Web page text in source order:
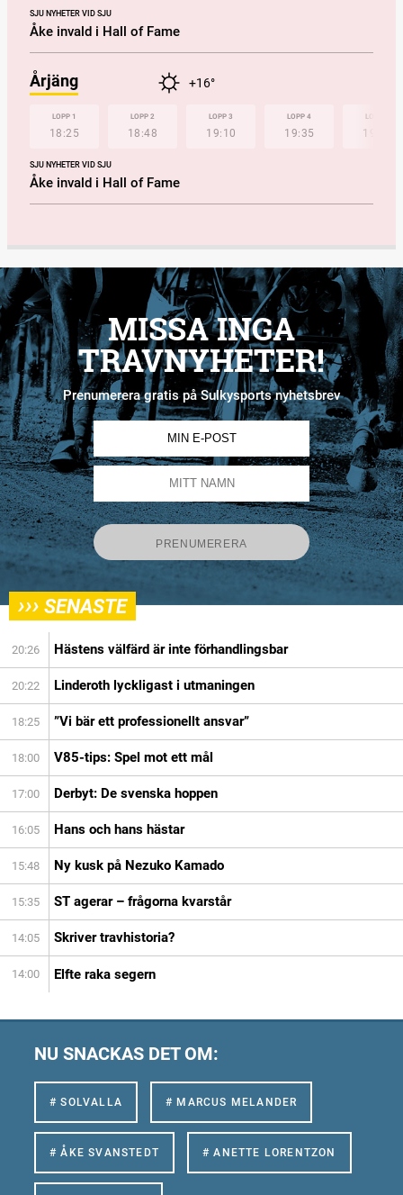
SJU NYHETER VID SJU
Åke invald i Hall of Fame
Årjäng +16°
LOPP 1
18:25
LOPP 2
18:48
LOPP 3
19:10
LOPP 4
19:35 19:57
SJU NYHETER VID SJU
Åke invald i Hall of Fame
MISSA INGA
TRAVNYHETER!
Prenumerera gratis på Sulkysports nyhetsbrev
››› SENASTE
20:26 Hästens välfärd är inte förhandlingsbar
20:22 Linderoth lyckligast i utmaningen
18:25 ”Vi bär ett professionellt ansvar”
18:00 V85-tips: Spel mot ett mål
17:00 Derbyt: De svenska hoppen
16:05 Hans och hans hästar
15:48 Ny kusk på Nezuko Kamado
15:35 ST agerar – frågorna kvarstår
14:05 Skriver travhistoria?
14:00 Elfte raka segern
NU SNACKAS DET OM:
# SOLVALLA # MARCUS MELANDER
# ÅKE SVANSTEDT # ANETTE LORENTZON